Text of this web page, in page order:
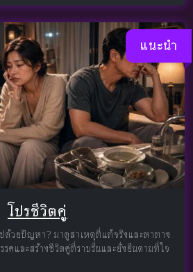
แนะนำ
โปรชีวิตคู่
ด้วยปัญหา? มาดูสาเหตุที่แท้จริงและหาทาง
คและสร้างชีวิตคู่ที่ราบรื่นและยั่งยืนตามที่ใจ